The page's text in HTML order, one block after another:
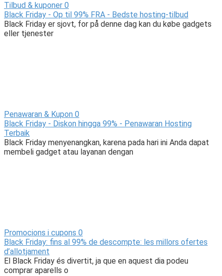
Tilbud & kuponer 0
Black Friday - Op til 99% FRA - Bedste hosting-tilbud
Black Friday er sjovt, for på denne dag kan du købe gadgets
eller tjenester
Penawaran & Kupon 0
Black Friday - Diskon hingga 99% - Penawaran Hosting
Terbaik
Black Friday menyenangkan, karena pada hari ini Anda dapat
membeli gadget atau layanan dengan
Promocions i cupons 0
Black Friday: fins al 99% de descompte: les millors ofertes
d’allotjament
El Black Friday és divertit, ja que en aquest dia podeu
comprar aparells o